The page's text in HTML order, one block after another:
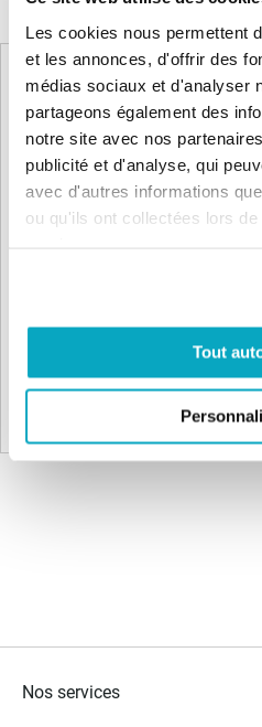
Les cookies nous permettent
et les annonces, d'offrir des
médias sociaux et d'analyser
partageons également des
notre site avec nos
publicité et d'analyse, qui
avec d'autres informations
ou qu'ils ont collectées lors
Tout
165,03 €
Ajouter au panier
Nos services